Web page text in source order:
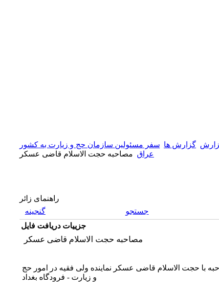
گزارش ها سفر مسئولین سازمان حج و زیارت به کشور
عراق مصاحبه حجت الاسلام قاضی عسکر
راهنمای زائر
گنجینه
جستجو
جزییات دریافت فایل
با حجت الاسلام قاضی عسکر نماینده ولی فقیه در امور حج
و زیارت - فرودگاه بغداد